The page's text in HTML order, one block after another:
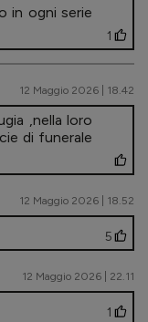
in ogni serie
1
12 Maggio 2026 | 18.42
,nella loro
di funerale
12 Maggio 2026 | 18.52
5
12 Maggio 2026 | 22.11
1